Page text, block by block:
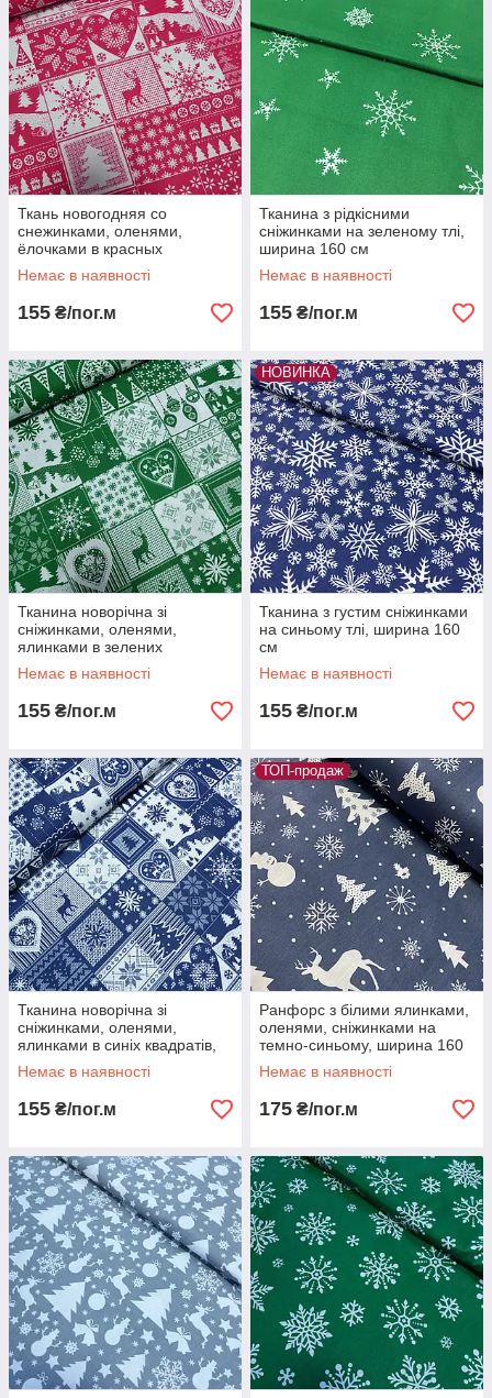
Ткань новогодняя со
снежинками, оленями,
ёлочками в красных
квадратах, ш. 160 см
Немає в наявності
155 ₴/пог.м
Тканина з рідкісними
сніжинками на зеленому тлі,
ширина 160 см
Немає в наявності
155 ₴/пог.м
Тканина новорічна зі
сніжинками, оленями,
ялинками в зелених
квадратах, ш. 160 см
Немає в наявності
155 ₴/пог.м
НОВИНКА
Тканина з густим сніжинками
на синьому тлі, ширина 160
см
Немає в наявності
155 ₴/пог.м
Тканина новорічна зі
сніжинками, оленями,
ялинками в синіх квадратів,
ширина 160 см
Немає в наявності
155 ₴/пог.м
ТОП-продаж
Ранфорс з білими ялинками,
оленями, сніжинками на
темно-синьому, ширина 160
см
Немає в наявності
175 ₴/пог.м